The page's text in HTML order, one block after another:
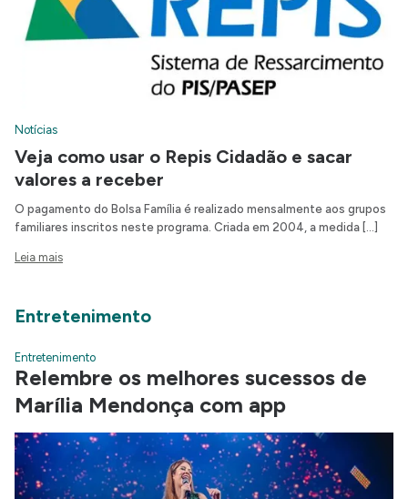
Notícias
Veja como usar o Repis Cidadão e sacar
valores a receber
O pagamento do Bolsa Família é realizado mensalmente aos grupos
familiares inscritos neste programa. Criada em 2004, a medida […]
Leia mais
Entretenimento
Entretenimento
Relembre os melhores sucessos de
Marília Mendonça com app